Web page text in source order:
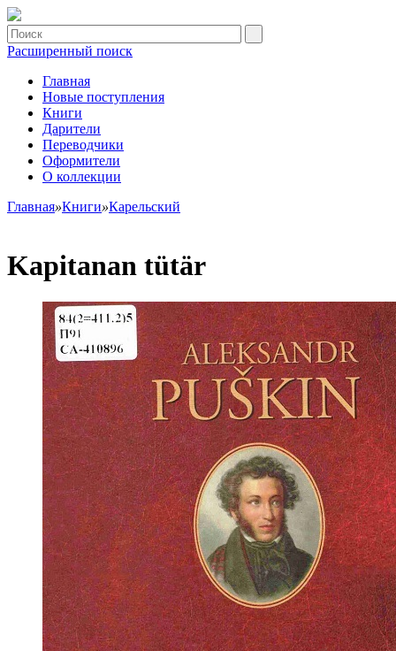
Расширенный поиск
Главная
Новые поступления
Книги
Дарители
Переводчики
Оформители
О коллекции
Главная»Книги»Карельский
Kapitanan tütär